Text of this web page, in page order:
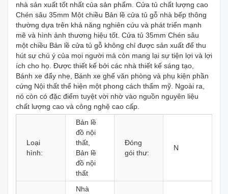
nhà sản xuất tốt nhất của sản phẩm. Cửa tủ chất lượng cao
Chén sâu 35mm Một chiều Bản lề cửa tủ gỗ nhà bếp thông
thường dựa trên khả năng nghiên cứu và phát triển mạnh
mẽ và hình ảnh thương hiệu tốt. Cửa tủ 35mm Chén sâu
một chiều Bản lề cửa tủ gỗ không chỉ được sản xuất để thu
hút sự chú ý của mọi người mà còn mang lại sự tiện lợi và lợi
ích cho họ. Được thiết kế bởi các nhà thiết kế sáng tạo,
Bánh xe đẩy nhẹ, Bánh xe ghế văn phòng và phụ kiện phần
cứng Nội thất thể hiện một phong cách thẩm mỹ. Ngoài ra,
nó còn có đặc điểm tuyệt vời nhờ vào nguồn nguyên liệu
chất lượng cao và công nghệ cao cấp.
Loại
hình:
Bản lề
đồ nội
thất,
Bản lề
đồ nội
thất
Đóng
gói thư:
N
Nhà